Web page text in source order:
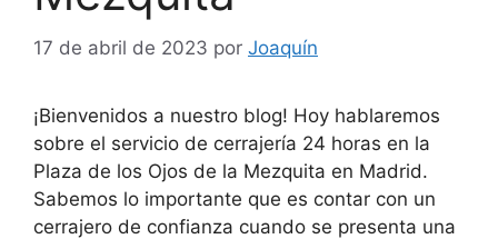
17 de abril de 2023 por Joaquín
¡Bienvenidos a nuestro blog! Hoy hablaremos
sobre el servicio de cerrajería 24 horas en la
Plaza de los Ojos de la Mezquita en Madrid.
Sabemos lo importante que es contar con un
cerrajero de confianza cuando se presenta una